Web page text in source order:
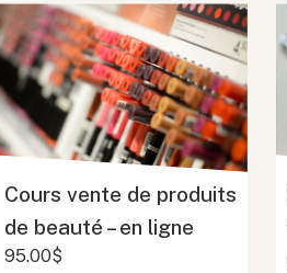
Cours vente de produits
de beauté – en ligne
95.00$